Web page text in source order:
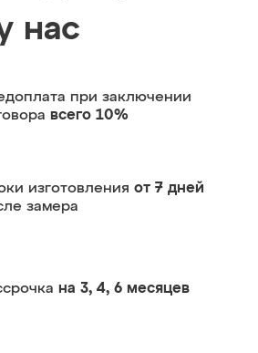
нас
при заключении
всего 10%
изготовления от 7 дней
замера
на 3, 4, 6 месяцев